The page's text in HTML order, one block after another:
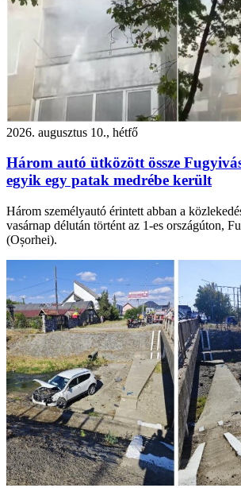
2026. augusztus 10., hétfő
Három autó ütközött össze
egyik egy patak medrébe került
Három személyautó érintett abban a
vasárnap délután történt az 1-es országúton,
(Oșorhei).